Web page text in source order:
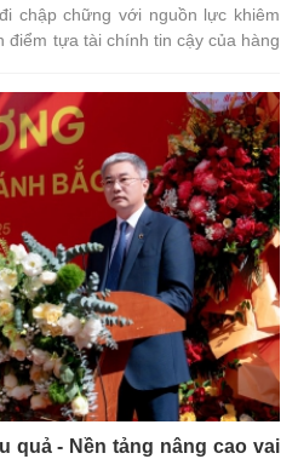
chập chững với nguồn lực khiêm
điểm tựa tài chính tin cậy của hàng
quả - Nền tảng nâng cao vai